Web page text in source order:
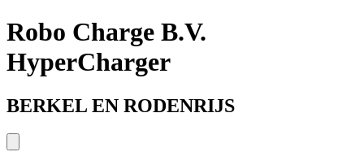
Robo Charge B.V.
HyperCharger
BERKEL EN RODENRIJS